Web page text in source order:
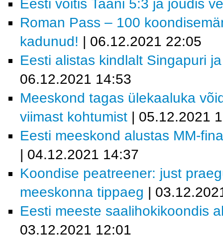
Eesti võitis Taani 5:3 ja jõudis
Roman Pass – 100
kadunud! | 06.12.2021 22:05
Eesti alistas kindlalt Singapuri
06.12.2021 14:53
Meeskond tagas ülekaaluka
viimast kohtumist | 05.12.2021
Eesti meeskond alustas MM-
| 04.12.2021 14:37
Koondise peatreener: just
meeskonna tippaeg |
Eesti meeste saalihokikoondis
03.12.2021 12:01